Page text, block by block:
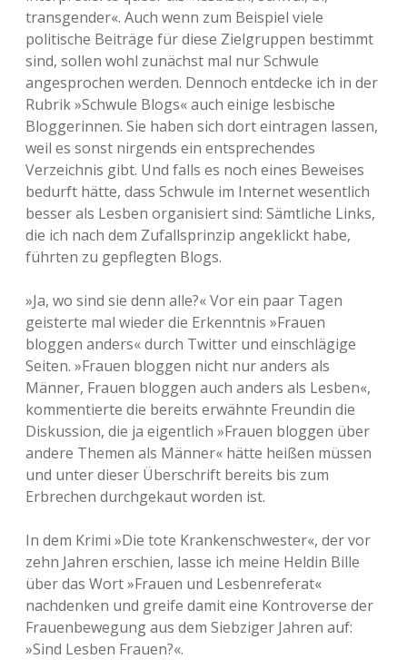
transgender«. Auch wenn zum Beispiel viele
politische Beiträge für diese Zielgruppen bestimmt
sind, sollen wohl zunächst mal nur Schwule
angesprochen werden. Dennoch entdecke ich in der
Rubrik »Schwule Blogs« auch einige lesbische
Bloggerinnen. Sie haben sich dort eintragen lassen,
weil es sonst nirgends ein entsprechendes
Verzeichnis gibt. Und falls es noch eines Beweises
bedurft hätte, dass Schwule im Internet wesentlich
besser als Lesben organisiert sind: Sämtliche Links,
die ich nach dem Zufallsprinzip angeklickt habe,
führten zu gepflegten Blogs.
»Ja, wo sind sie denn alle?« Vor ein paar Tagen
geisterte mal wieder die Erkenntnis »Frauen
bloggen anders« durch Twitter und einschlägige
Seiten. »Frauen bloggen nicht nur anders als
Männer, Frauen bloggen auch anders als Lesben«,
kommentierte die bereits erwähnte Freundin die
Diskussion, die ja eigentlich »Frauen bloggen über
andere Themen als Männer« hätte heißen müssen
und unter dieser Überschrift bereits bis zum
Erbrechen durchgekaut worden ist.
In dem Krimi »Die tote Krankenschwester«, der vor
zehn Jahren erschien, lasse ich meine Heldin Bille
über das Wort »Frauen und Lesbenreferat«
nachdenken und greife damit eine Kontroverse der
Frauenbewegung aus dem Siebziger Jahren auf:
»Sind Lesben Frauen?«.